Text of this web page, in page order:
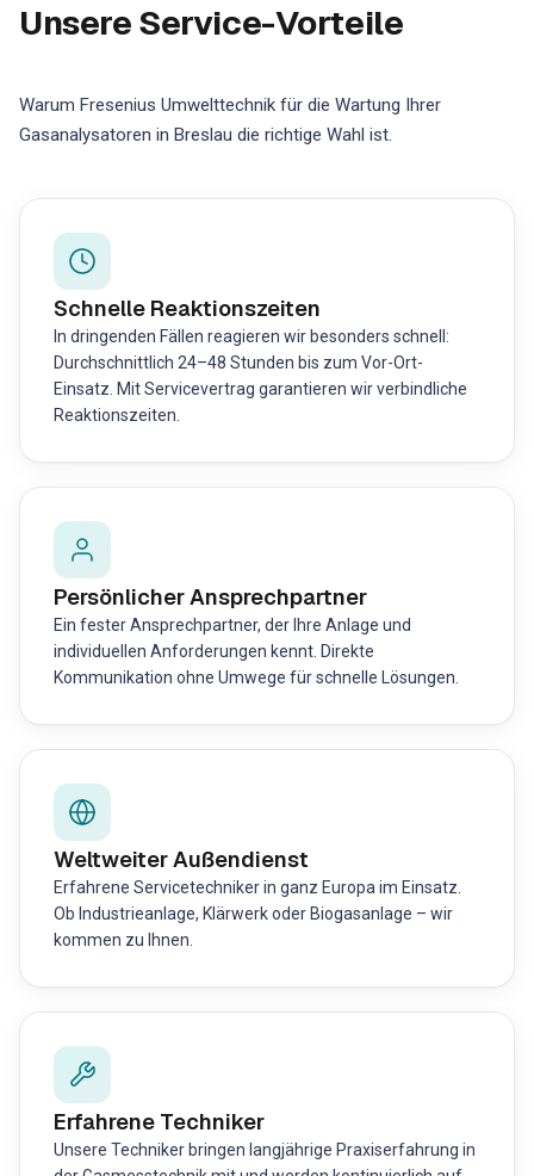
Unsere Service-Vorteile
Warum Fresenius Umwelttechnik für die Wartung Ihrer
Gasanalysatoren in Breslau die richtige Wahl ist.
Schnelle Reaktionszeiten
In dringenden Fällen reagieren wir besonders schnell:
Durchschnittlich 24–48 Stunden bis zum Vor-Ort-
Einsatz. Mit Servicevertrag garantieren wir verbindliche
Reaktionszeiten.
Persönlicher Ansprechpartner
Ein fester Ansprechpartner, der Ihre Anlage und
individuellen Anforderungen kennt. Direkte
Kommunikation ohne Umwege für schnelle Lösungen.
Weltweiter Außendienst
Erfahrene Servicetechniker in ganz Europa im Einsatz.
Ob Industrieanlage, Klärwerk oder Biogasanlage – wir
kommen zu Ihnen.
Erfahrene Techniker
Unsere Techniker bringen langjährige Praxiserfahrung in